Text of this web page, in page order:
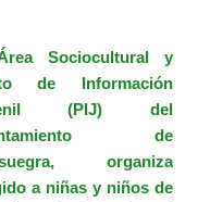
Sociocultural y
de Información
(PIJ) del
de
organiza
a niñas y niños de